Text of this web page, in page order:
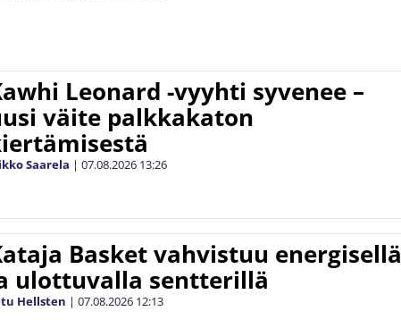
Leonard -vyyhti syvenee –
väite palkkakaton
Saarela | 07.08.2026 13:26
Basket vahvistuu energisellä
ulottuvalla sentterillä
Hellsten | 07.08.2026 12:13